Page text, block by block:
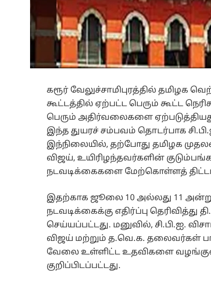
கரூர் வேலுச்சாமிபுரத்தில் தமிழக
கூட்டத்தில் ஏற்பட்ட பெரும் கூட்ட
பெரும் அதிர்வலைகளை
இந்த துயரச் சம்பவம் தொடர்பாக
இந்நிலையில், தற்போது தமிழக
விஜய், உயிரிழந்தவர்களின்
நடவடிக்கைகளை மேற்கொள்ளத்
இதற்காக ஜூலை 10 அல்லது 11
நடவடிக்கைக்கு எதிர்ப்பு தெரிவித்து
செய்யப்பட்டது. மனுவில், சி.பி.ஐ.
விஜய் மற்றும் த.வெ.க. தலைவர்கள்
வேலை உள்ளிட்ட உதவிகளை
குறிப்பிடப்பட்டது.